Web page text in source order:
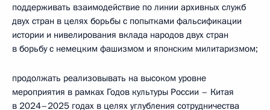
поддерживать взаимодействие по линии архивных служб
двух стран в целях борьбы с попытками фальсификации
истории и нивелирования вклада народов двух стран
в борьбу с немецким фашизмом и японским милитаризмом;
продолжать реализовывать на высоком уровне
мероприятия в рамках Годов культуры России – Китая
в 2024–2025 годах в целях углубления сотрудничества